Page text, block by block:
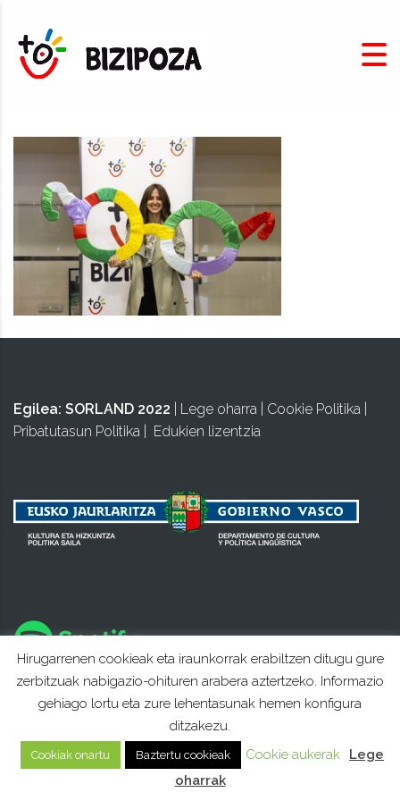
Egilea: SORLAND 2022 Lege oharra Cookie Politika
Pribatutasun Politika
Edukien lizentzia
Hirugarrenen cookieak eta iraunkorrak erabiltzen ditugu gure
zerbitzuak nabigazio-ohituren arabera aztertzeko. Informazio
gehiago lortu eta zure lehentasunak hemen konfigura
ditzakezu.
Cookiak onartu Baztertu cookieak Cookie aukerak
Lege
oharrak